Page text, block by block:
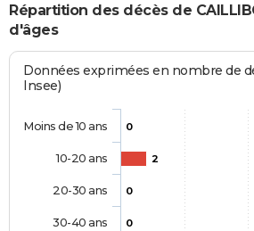
Répartition des décès de
d'âges
Données exprimées en nombre de
Insee)
0
2
0
0
Moins de 10 ans
10-20 ans
20-30 ans
30-40 ans